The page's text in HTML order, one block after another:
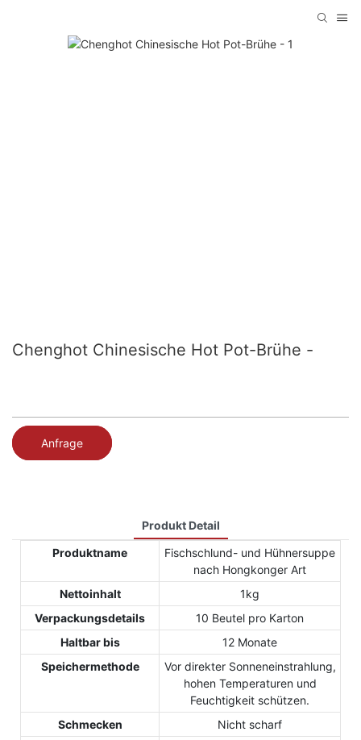
Chenghot Chinesische Hot Pot-Brühe -
Anfrage
Produkt Detail
Produktname
Fischschlund- und Hühnersuppe
nach Hongkonger Art
Nettoinhalt
1kg
Verpackungsdetails
10 Beutel pro Karton
Haltbar bis
12 Monate
Speichermethode
Vor direkter Sonneneinstrahlung,
hohen Temperaturen und
Feuchtigkeit schützen.
Schmecken
Nicht scharf